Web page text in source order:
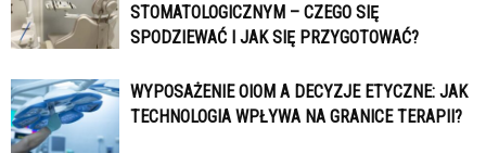
STOMATOLOGICZNYM – CZEGO SIĘ
SPODZIEWAĆ I JAK SIĘ PRZYGOTOWAĆ?
WYPOSAŻENIE OIOM A DECYZJE ETYCZNE: JAK
TECHNOLOGIA WPŁYWA NA GRANICE TERAPII?